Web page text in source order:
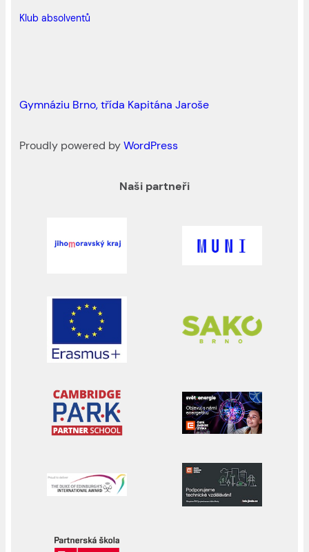
Klub absolventů
Gymnáziu Brno, třída Kapitána Jaroše
Proudly powered byWordPress
Naši partneři